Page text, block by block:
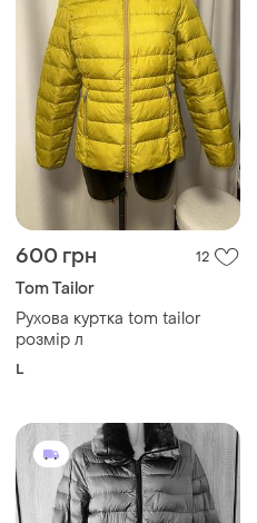
600 грн 12
Tom Tailor
Рухова куртка tom tailor
розмір л
L